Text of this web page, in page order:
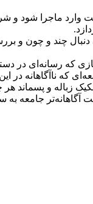
ماجرا شود و
چند و چون و
که رسانه‌ای در
که
و پسماند هر
آگاهانه‌تر جامعه